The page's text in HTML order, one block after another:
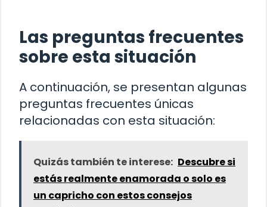
Las preguntas frecuentes
sobre esta situación
A continuación, se presentan algunas
preguntas frecuentes únicas
relacionadas con esta situación:
Quizás también te interese: Descubre si
estás realmente enamorada o solo es
un capricho con estos consejos